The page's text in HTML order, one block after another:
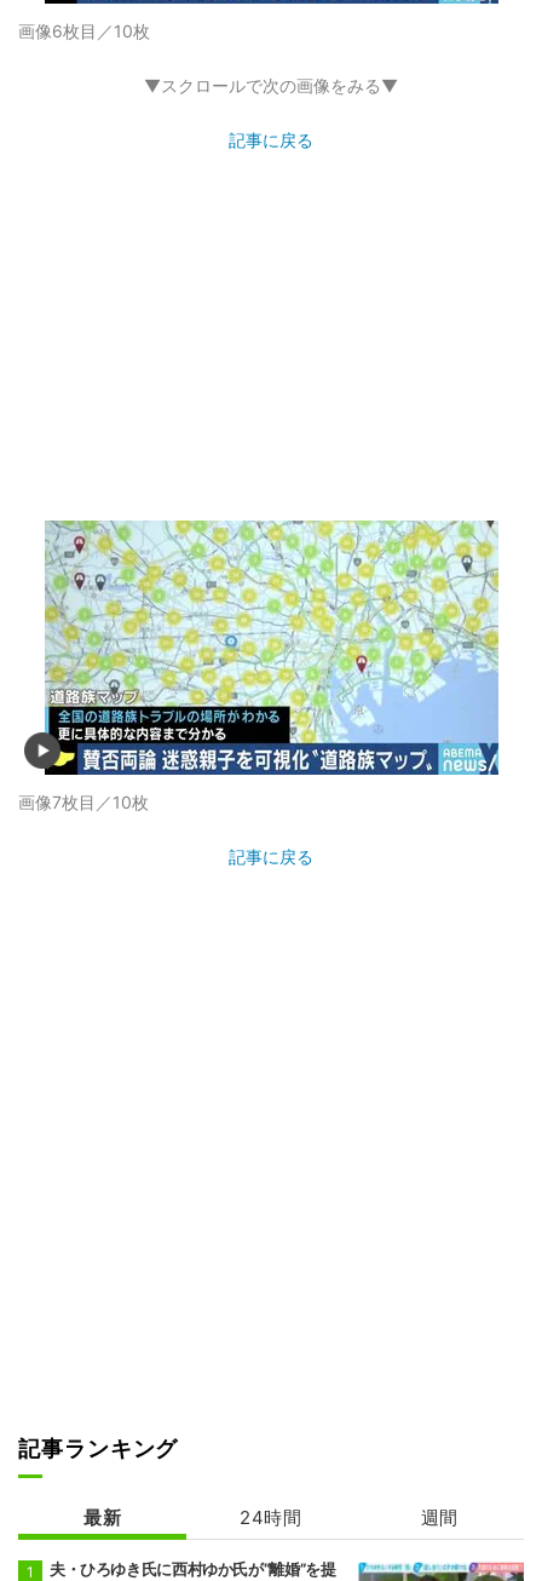
画像6枚目／10枚
▼スクロールで次の画像をみる▼
記事に戻る
画像7枚目／10枚
記事に戻る
記事ランキング
最新 24時間 週間
夫・ひろゆき氏に西村ゆか氏が“離婚”を提